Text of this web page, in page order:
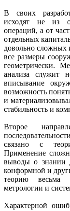
В своих
исходят не из
операций, а от
отдельных
довольно сложных
все размеры
геометрически.
анализа служит
вписывание
возможность
и
стабильность и
Второе
связано с
Применение
выводы о знании
конформной и
теорию весьма
метрологии и
Характерной